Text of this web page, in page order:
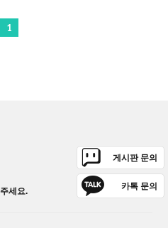
1
세요.
게시판 문의
카톡 문의